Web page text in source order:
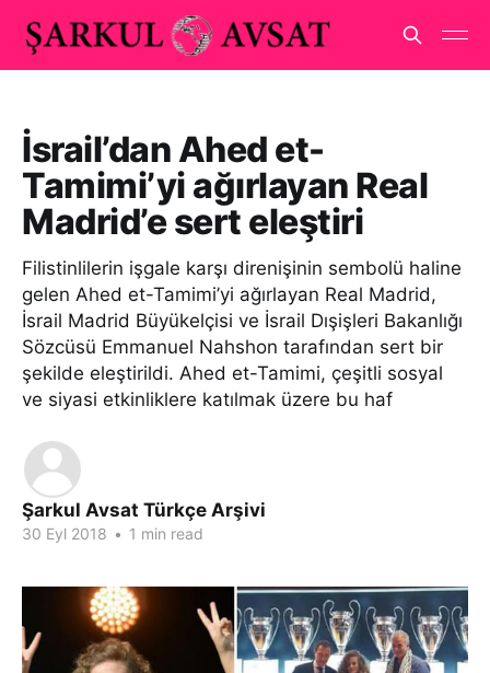
İsrail’dan Ahed et-
Tamimi’yi ağırlayan Real
Madrid’e sert eleştiri
Filistinlilerin işgale karşı direnişinin sembolü haline
gelen Ahed et-Tamimi’yi ağırlayan Real Madrid,
İsrail Madrid Büyükelçisi ve İsrail Dışişleri Bakanlığı
Sözcüsü Emmanuel Nahshon tarafından sert bir
şekilde eleştirildi. Ahed et-Tamimi, çeşitli sosyal
ve siyasi etkinliklere katılmak üzere bu haf
Şarkul Avsat Türkçe Arşivi
30 Eyl 2018 • 1 min read